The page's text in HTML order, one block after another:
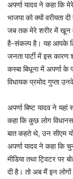
अपर्णा यादव ने कहा कि
भाजपा को क्यों वरीयता
जब तक मेरे शरीर में खून
है-संकल्प है। यह आपके
जनता पार्टी में इस कारण
कस्बा बिधूना में अपर्णा के
विधायक प्रमोद गुप्ता
अपर्णा बिष्ट यादव ने
कहा कि कुछ लोग
बात कहते थे, उन सीएम
अपर्णा यादव ने कहा कि
मीडिया तथा ट्विटर पर
दी है। तो अब मैं इन